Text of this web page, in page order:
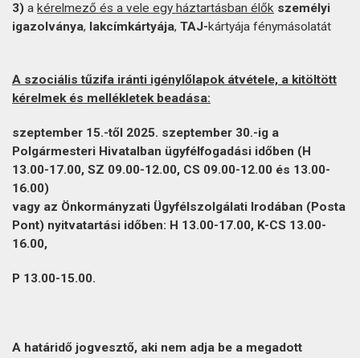
3) a kérelmező és a vele egy háztartásban élők személyi
igazolványa, lakcímkártyája, TAJ-kártyája fénymásolatát
A szociális tűzifa iránti igénylőlapok átvétele, a kitöltött
kérelmek és mellékletek beadása:
szeptember 15.-től 2025. szeptember 30.-ig a
Polgármesteri Hivatalban ügyfélfogadási időben (H
13.00-17.00, SZ 09.00-12.00, CS 09.00-12.00 és 13.00-
16.00)
vagy az Önkormányzati Ügyfélszolgálati Irodában (Posta
Pont) nyitvatartási időben: H 13.00-17.00, K-CS 13.00-
16.00,
P 13.00-15.00.
A határidő jogvesztő, aki nem adja be a megadott